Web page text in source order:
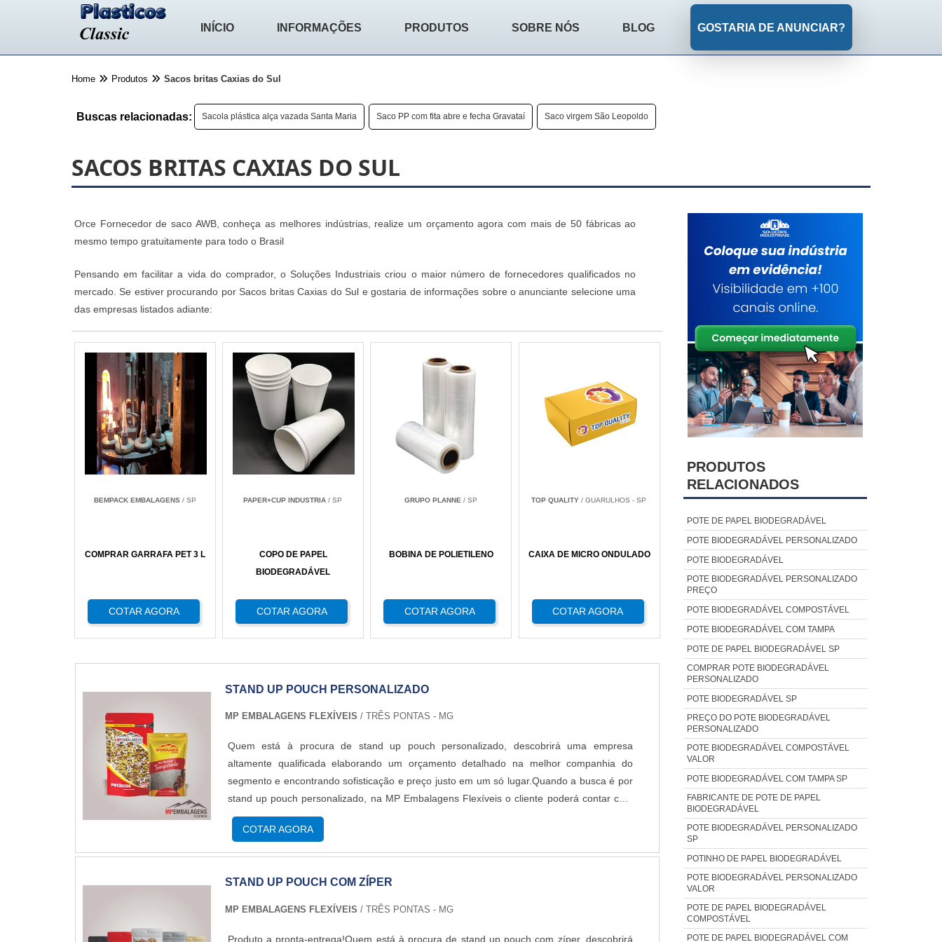
INÍCIO INFORMAÇÕES PRODUTOS SOBRE NÓS BLOG GOSTARIA DE ANUNCIAR?
Home Produtos Sacos britas Caxias do Sul
Buscas relacionadas: Sacola plástica alça vazada Santa Maria Saco PP com fita abre e fecha Gravataí Saco virgem São Leopoldo
SACOS BRITAS CAXIAS DO SUL
Orce Fornecedor de saco AWB, conheça as melhores indústrias, realize um orçamento agora com mais de 50 fábricas ao
mesmo tempo gratuitamente para todo o Brasil
Pensando em facilitar a vida do comprador, o Soluções Industriais criou o maior número de fornecedores qualificados no
mercado. Se estiver procurando por Sacos britas Caxias do Sul e gostaria de informações sobre o anunciante selecione uma
das empresas listados adiante:
BEMPACK EMBALAGENS/ SP
COMPRAR GARRAFA PET 3 L
COTAR AGORA
PAPER+CUP INDUSTRIA / SP
COPO DE PAPEL
BIODEGRADÁVEL
COTAR AGORA
GRUPO PLANNE / SP
BOBINA DE POLIETILENO
COTAR AGORA
TOP QUALITY / GUARULHOS - SP
CAIXA DE MICRO ONDULADO
COTAR AGORA
STAND UP POUCH PERSONALIZADO
MP EMBALAGENS FLEXÍVEIS / TRÊS PONTAS - MG
Quem está à procura de stand up pouch personalizado, descobrirá uma empresa
altamente qualificada elaborando um orçamento detalhado na melhor companhia do
segmento e encontrando sofisticação e preço justo em um só lugar.Quando a busca é por
stand up pouch personalizado, na MP Embalagens Flexíveis o cliente poderá contar com
proteção e com as melhores soluções para embalagens plásticas.MAIS DETALHES
SOBRE STAND UP POUCH PERSONALIZADOA MP Embalagens Flexíveis foca sua
energia em produzir uma estrutura aos clientes com escritório de alta qualidade onde são
pouch personalizado com ótima qualidade.Há muitas maneiras eficientes de uma empresa
demonstrar competência, excelência e destaque em uma área de atuação. A MP
plásticas; Impressão de embalagens em até 8 cores; Melhores tecnologias do mercado
COTAR AGORA
STAND UP POUCH COM ZÍPER
MP EMBALAGENS FLEXÍVEIS / TRÊS PONTAS - MG
Produto a pronta-entrega!Quem está à procura de stand up pouch com zíper, descobrirá
PRODUTOS
RELACIONADOS
POTE DE PAPEL BIODEGRADÁVEL
POTE BIODEGRADÁVEL PERSONALIZADO
POTE BIODEGRADÁVEL
POTE BIODEGRADÁVEL PERSONALIZADO
PREÇO
POTE BIODEGRADÁVEL COMPOSTÁVEL
POTE BIODEGRADÁVEL COM TAMPA
POTE DE PAPEL BIODEGRADÁVEL SP
COMPRAR POTE BIODEGRADÁVEL
PERSONALIZADO
POTE BIODEGRADÁVEL SP
PREÇO DO POTE BIODEGRADÁVEL
PERSONALIZADO
POTE BIODEGRADÁVEL COMPOSTÁVEL
VALOR
POTE BIODEGRADÁVEL COM TAMPA SP
FABRICANTE DE POTE DE PAPEL
BIODEGRADÁVEL
POTE BIODEGRADÁVEL PERSONALIZADO
SP
POTINHO DE PAPEL BIODEGRADÁVEL
POTE BIODEGRADÁVEL PERSONALIZADO
VALOR
POTE DE PAPEL BIODEGRADÁVEL
COMPOSTÁVEL
POTE DE PAPEL BIODEGRADÁVEL COM